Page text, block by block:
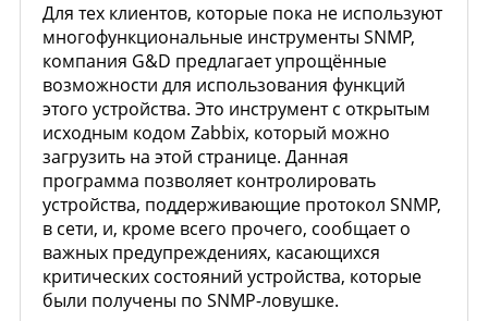
Для тех клиентов, которые пока не используют
многофункциональные инструменты SNMP,
компания G&D предлагает упрощённые
возможности для использования функций
этого устройства. Это инструмент с открытым
исходным кодом Zabbix, который можно
загрузить на этой странице. Данная
программа позволяет контролировать
устройства, поддерживающие протокол SNMP,
в сети, и, кроме всего прочего, сообщает о
важных предупреждениях, касающихся
критических состояний устройства, которые
были получены по SNMP-ловушке.